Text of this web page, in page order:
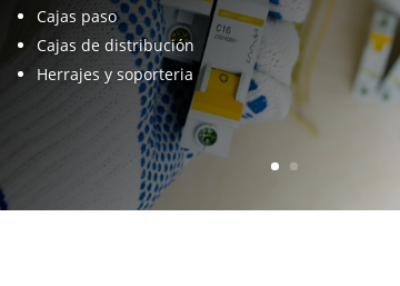
Cajas paso
Cajas de distribución
Herrajes y soporteria